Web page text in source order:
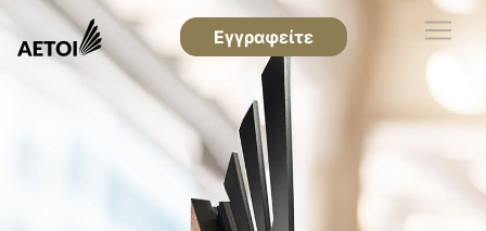
Εγγραφείτε